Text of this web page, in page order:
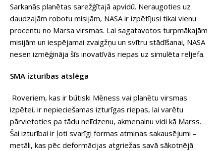
Sarkanās planētas sarežģītajā apvidū. Neraugoties uz
daudzajām robotu misijām, NASA ir izpētījusi tikai vienu
procentu no Marsa virsmas. Lai sagatavotos turpmākajām
misijām un iespējamai zvaigžņu un svītru stādīšanai, NASA
nesen izmēģināja šīs inovatīvās riepas uz simulēta reljefa.
SMA izturības atslēga
Roveriem, kas ir būtiski Mēness vai planētu virsmas
izpētei, ir nepieciešamas izturīgas riepas, lai varētu
pārvietoties pa tādu nelīdzenu, akmeņainu vidi kā Marss.
Šai izturībai ir ļoti svarīgi formas atmiņas sakausējumi –
metāli, kas pēc deformācijas atgriežas savā sākotnējā